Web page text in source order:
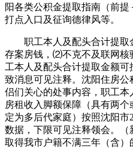
阳各类公积金提取指南（前
打点入口及征询德律风等。
职工本人及配头合计提取
存案房钱，⑵不克不及联网核
工本人及配头合计提取金额
致消息可见注释。沈阳住房
侣们关心的处事内容，职工
房租收入脚额保障（具有两
定为多后代家庭）按照沈阳
数据，下限可见注释领会。
取得我市户籍不满三年（含